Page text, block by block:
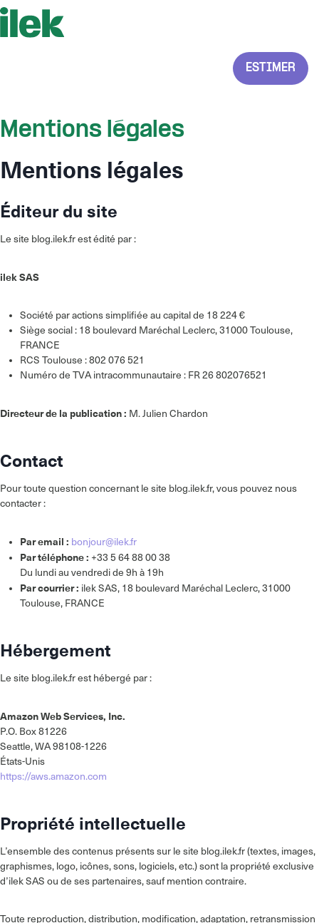
ESTIMER
Mentions légales
Mentions légales
Éditeur du site
Le site blog.ilek.fr est édité par :
ilek SAS
Société par actions simplifiée au capital de 18 224 €
Siège social : 18 boulevard Maréchal Leclerc, 31000 Toulouse,
FRANCE
RCS Toulouse : 802 076 521
Numéro de TVA intracommunautaire : FR 26 802076521
Directeur de la publication : M. Julien Chardon
Contact
Pour toute question concernant le site blog.ilek.fr, vous pouvez nous
contacter :
Par email : bonjour@ilek.fr
Par téléphone : +33 5 64 88 00 38
Du lundi au vendredi de 9h à 19h
Par courrier : ilek SAS, 18 boulevard Maréchal Leclerc, 31000
Toulouse, FRANCE
Hébergement
Le site blog.ilek.fr est hébergé par :
Amazon Web Services, Inc.
P.O. Box 81226
Seattle, WA 98108-1226
États-Unis
https://aws.amazon.com
Propriété intellectuelle
L’ensemble des contenus présents sur le site blog.ilek.fr (textes, images,
graphismes, logo, icônes, sons, logiciels, etc.) sont la propriété exclusive
d’ilek SAS ou de ses partenaires, sauf mention contraire.
Toute reproduction, distribution, modification, adaptation, retransmission